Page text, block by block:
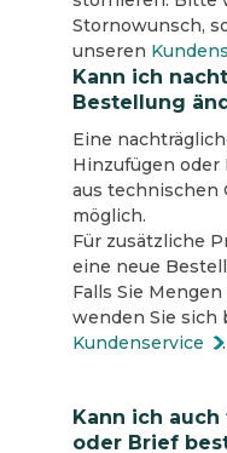
Stornowunsch,
unseren
Kann ich
Bestellung
Eine
Hinzufügen
aus technischen
möglich.
Für zusätzliche
eine neue
Falls Sie
wenden Sie sich
Kundenservice
.
Kann ich
oder Brief